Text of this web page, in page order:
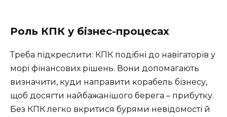
Роль КПК у бізнес-процесах
Треба підкреслити: КПК подібні до навігаторів у
морі фінансових рішень. Вони допомагають
визначити, куди направити корабель бізнесу,
щоб досягти найбажанішого берега – прибутку.
Без КПК легко вкритися бурями невідомості й